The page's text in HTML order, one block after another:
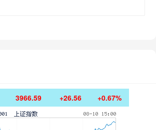
3966.59 +26.56 +0.67%